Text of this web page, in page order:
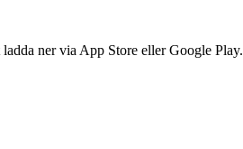
ner via App Store eller Google Play.